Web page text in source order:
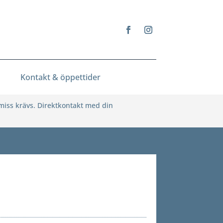
Kontakt & öppettider
krävs. Direktkontakt med din